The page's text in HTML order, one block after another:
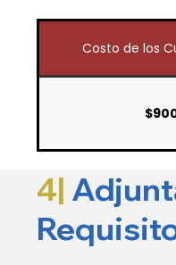
Costo de los
4|